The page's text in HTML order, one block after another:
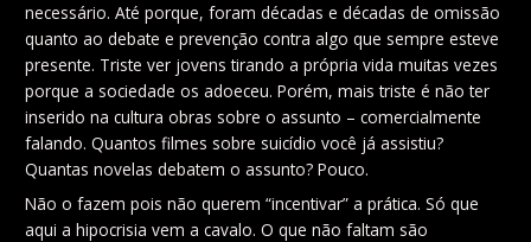
necessário. Até porque, foram décadas e décadas de omissão
quanto ao debate e prevenção contra algo que sempre esteve
presente. Triste ver jovens tirando a própria vida muitas vezes
porque a sociedade os adoeceu. Porém, mais triste é não ter
inserido na cultura obras sobre o assunto – comercialmente
falando. Quantos filmes sobre suicídio você já assistiu?
Quantas novelas debatem o assunto? Pouco.
Não o fazem pois não querem “incentivar” a prática. Só que
aqui a hipocrisia vem a cavalo. O que não faltam são